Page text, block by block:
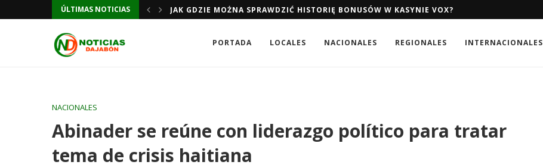
ÚLTIMAS NOTICIAS JAK GDZIE MOŻNA SPRAWDZIĆ HISTORIĘ BONUSÓW W KASYNIE VOX?
PORTADA LOCALES NACIONALES REGIONALES INTERNACIONALES
NACIONALES
Abinader se reúne con liderazgo político para tratar
tema de crisis haitiana